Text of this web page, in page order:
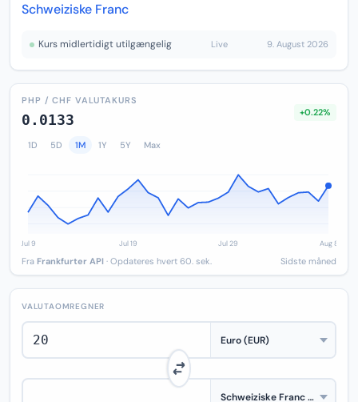
Schweiziske Franc
Kurs midlertidigt utilgængelig Live 9. August 2026
PHP / CHF VALUTAKURS
0.0133 +0.22%
1D 5D 1M 1Y 5Y Max
Fra Frankfurter API · Opdateres hvert 60. sek. Sidste måned
VALUTAOMREGNER